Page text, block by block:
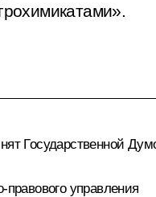
Государственной
правового управления